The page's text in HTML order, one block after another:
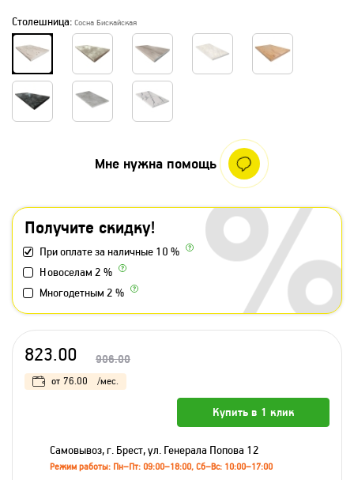
Столешница: Сосна Бискайская
Получите скидку!
При оплате за наличные 10 %
Новоселам 2 %
Многодетным 2 %
Мне нужна помощь
823.00 906.00
от 76.00 /мес.
Купить в 1 клик
Самовывоз, г. Брест, ул. Генерала Попова 12
Режим работы: Пн–Пт: 09:00–18:00, Сб–Вс: 10:00–17:00